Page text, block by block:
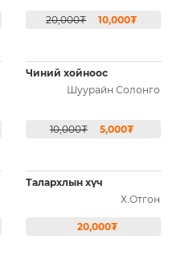
20,000₮ 10,000₮
Чиний хойноос
Шуурайн Солонго
10,000₮ 5,000₮
Талархлын хүч
Х.Отгон
20,000₮